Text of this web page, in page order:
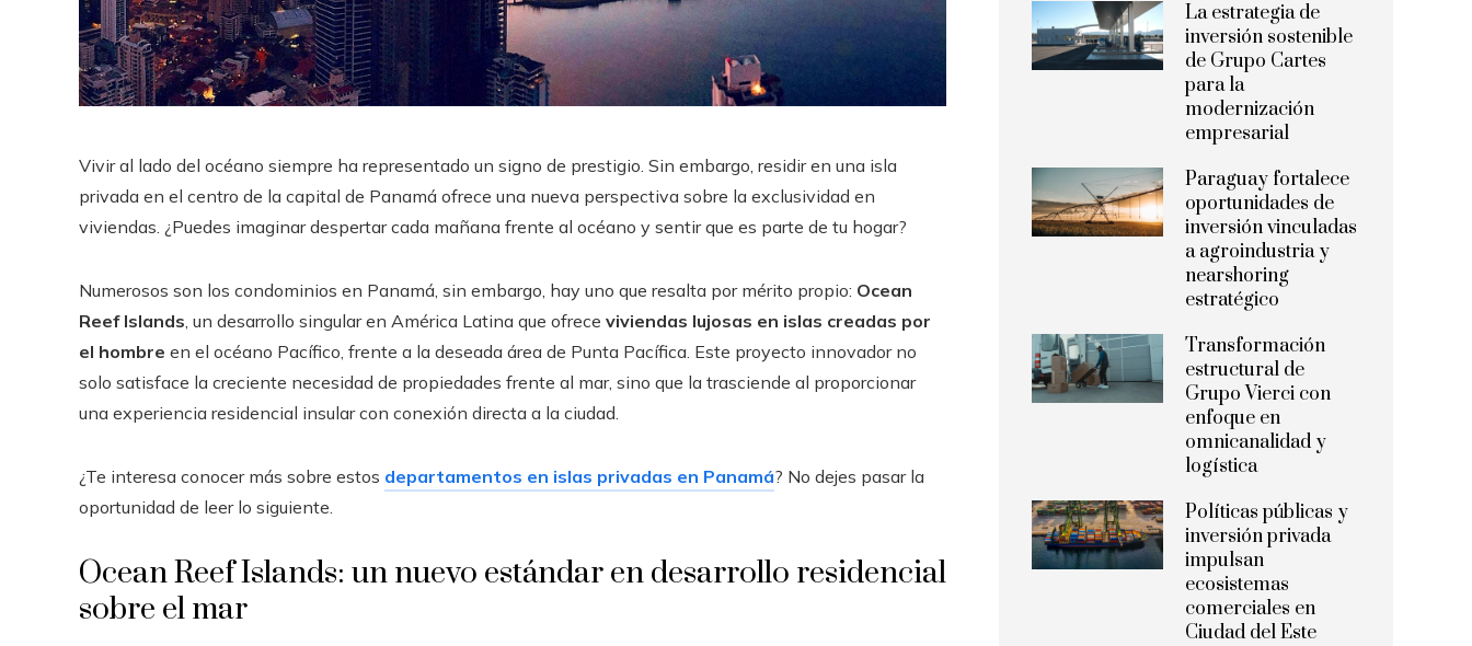
Vivir al lado del océano siempre ha representado un signo de prestigio. Sin embargo, residir en una isla
privada en el centro de la capital de Panamá ofrece una nueva perspectiva sobre la exclusividad en
viviendas. ¿Puedes imaginar despertar cada mañana frente al océano y sentir que es parte de tu hogar?
Numerosos son los condominios en Panamá, sin embargo, hay uno que resalta por mérito propio: Ocean
Reef Islands , un desarrollo singular en América Latina que ofrece viviendas lujosas en islas creadas por
el hombre en el océano Pacífico, frente a la deseada área de Punta Pacífica. Este proyecto innovador no
solo satisface la creciente necesidad de propiedades frente al mar, sino que la trasciende al proporcionar
una experiencia residencial insular con conexión directa a la ciudad.
¿Te interesa conocer más sobre estos departamentos en islas privadas en Panamá? No dejes pasar la
oportunidad de leer lo siguiente.
Ocean Reef Islands: un nuevo estándar en desarrollo residencial
sobre el mar
La estrategia de
inversión sostenible
de Grupo Cartes
para la
modernización
empresarial
Paraguay fortalece
oportunidades de
inversión vinculadas
a agroindustria y
nearshoring
estratégico
Transformación
estructural de
Grupo Vierci con
enfoque en
omnicanalidad y
logística
Políticas públicas y
inversión privada
impulsan
ecosistemas
comerciales en
Ciudad del Este